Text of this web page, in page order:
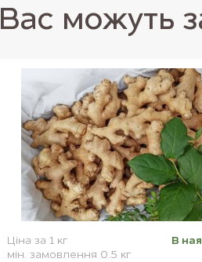
Вас можуть
Ціна за 1 кг
мін. замовлення 0.5 кг
В